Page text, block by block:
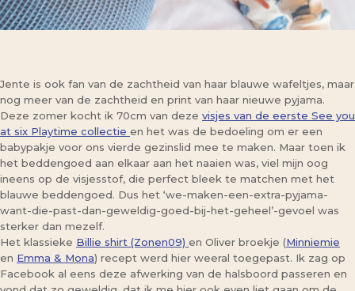
Jente is ook fan van de zachtheid van haar blauwe wafeltjes, maar
nog meer van de zachtheid en print van haar nieuwe pyjama.
Deze zomer kocht ik 70cm van deze visjes van de eerste See you
at six Playtime collectie en het was de bedoeling om er een
babypakje voor ons vierde gezinslid mee te maken. Maar toen ik
het beddengoed aan elkaar aan het naaien was, viel mijn oog
ineens op de visjesstof, die perfect bleek te matchen met het
blauwe beddengoed. Dus het ‘we-maken-een-extra-pyjama-
want-die-past-dan-geweldig-goed-bij-het-geheel’-gevoel was
sterker dan mezelf.
Het klassieke Billie shirt (Zonen09) en Oliver broekje (Minniemie
en Emma & Mona) recept werd hier weeral toegepast. Ik zag op
Facebook al eens deze afwerking van de halsboord passeren en